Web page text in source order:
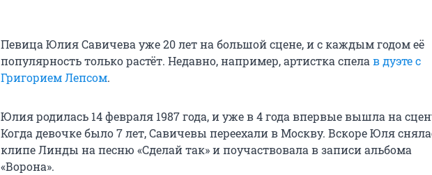
Певица Юлия Савичева уже 20 лет на большой сцене, и с каждым годом её
популярность только растёт. Недавно, например, артистка спела в дуэте с
Григорием Лепсом.
Юлия родилась 14 февраля 1987 года, и уже в 4 года впервые вышла на
Когда девочке было 7 лет, Савичевы переехали в Москву. Вскоре Юля
клипе Линды на песню «Сделай так» и поучаствовала в записи альбома
«Ворона».